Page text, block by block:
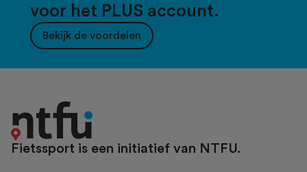
voor het PLUS account.
Bekijk de voordelen
Fietssport is een initiatief van NTFU.